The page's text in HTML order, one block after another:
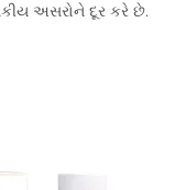
અસરોને દૂર કરે છે.